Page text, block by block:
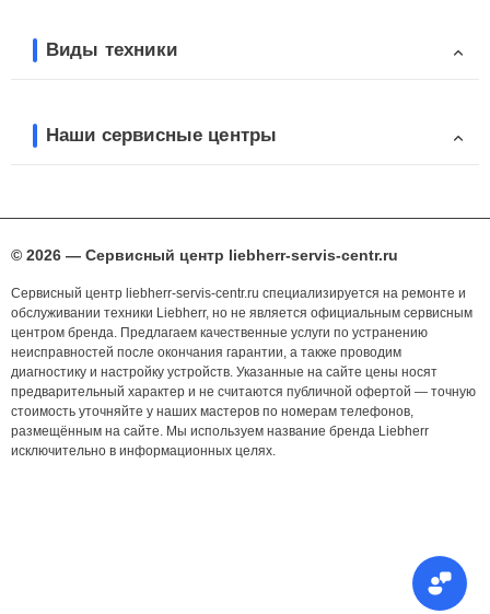
Виды техники
Наши сервисные центры
© 2026 — Сервисный центр liebherr-servis-centr.ru
Сервисный центр liebherr-servis-centr.ru специализируется на ремонте и
обслуживании техники Liebherr, но не является официальным сервисным
центром бренда. Предлагаем качественные услуги по устранению
неисправностей после окончания гарантии, а также проводим
диагностику и настройку устройств. Указанные на сайте цены носят
предварительный характер и не считаются публичной офертой — точную
стоимость уточняйте у наших мастеров по номерам телефонов,
размещённым на сайте. Мы используем название бренда Liebherr
исключительно в информационных целях.